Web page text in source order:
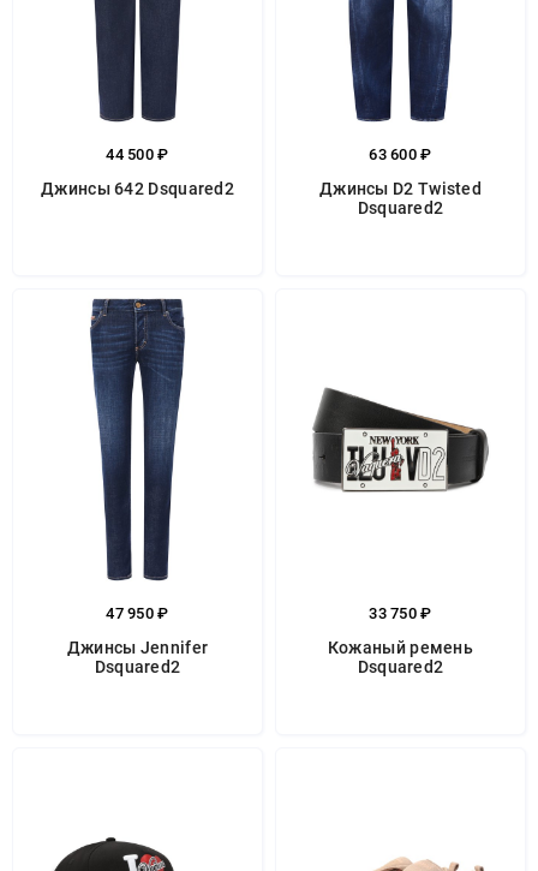
44 500 ₽
Джинсы 642 Dsquared2
63 600 ₽
Джинсы D2 Twisted
Dsquared2
47 950 ₽
Джинсы Jennifer
Dsquared2
33 750 ₽
Кожаный ремень
Dsquared2